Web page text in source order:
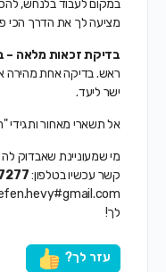
במקום לעבוד בלנחש,
מציעה לך את הדרך הכי
בדיקת זכאות מלאה –
ראש. בדיקה אחת מהירה
ישר ליעד.
אל תשארי מאחור ותגידי
מי שמעוניינת שאבדוק לה
קשר עכשיו בטלפון:
לך!
עזר לך?